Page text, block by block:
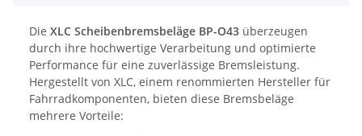
Die XLC Scheibenbremsbeläge BP-O43 überzeugen
durch ihre hochwertige Verarbeitung und optimierte
Performance für eine zuverlässige Bremsleistung.
Hergestellt von XLC, einem renommierten Hersteller für
Fahrradkomponenten, bieten diese Bremsbeläge
mehrere Vorteile: